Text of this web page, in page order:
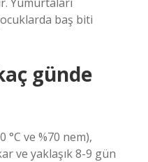
baş biti
günde
°C ve %70 nem),
ve yaklaşık 8-9 gün